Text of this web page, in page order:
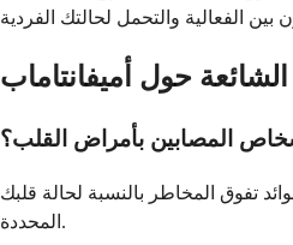
الشائعة حول أميفانتاماب
المصابين بأمراض القلب؟
تفوق المخاطر بالنسبة لحالة قلبك
المحددة.